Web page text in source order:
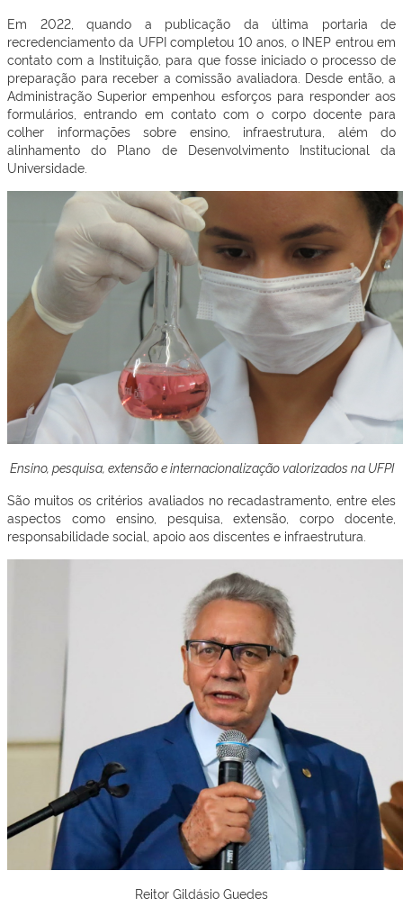
Em 2022, quando a publicação da última portaria de
recredenciamento da UFPI completou 10 anos, o INEP entrou em
contato com a Instituição, para que fosse iniciado o processo de
preparação para receber a comissão avaliadora. Desde então, a
Administração Superior empenhou esforços para responder aos
formulários, entrando em contato com o corpo docente para
colher informações sobre ensino, infraestrutura, além do
alinhamento do Plano de Desenvolvimento Institucional da
Universidade.
Ensino, pesquisa, extensão e internacionalização valorizados na UFPI
São muitos os critérios avaliados no recadastramento, entre eles
aspectos como ensino, pesquisa, extensão, corpo docente,
responsabilidade social, apoio aos discentes e infraestrutura.
Reitor Gildásio Guedes